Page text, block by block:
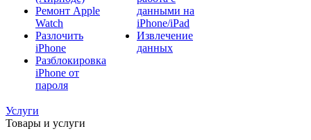
Ремонт Apple
Watch
Разлочить
iPhone
Разблокировка
iPhone от
пароля
данными на
iPhone/iPad
Извлечение
данных
Услуги
Товары и услуги